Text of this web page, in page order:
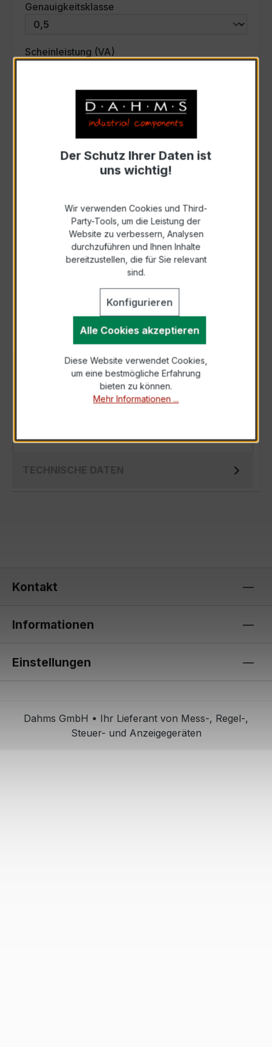
Genauigkeitsklasse
Scheinleistung (VA)
Auswahl zurücksetzen
30015
Zur Sammelanfrage hinzufügen
Anfrage telefonisch
Als PDF exportieren
BESCHREIBUNG
Der Wickelstromwandler WSK 30 15/5A 2,5VA
Kl.0,5 ist ein kompakter, hochpräziser
TECHNISCHE DATEN
Kontakt
Informationen
Einstellungen
Dahms GmbH • Ihr Lieferant von Mess-, Regel-,
Steuer- und Anzeigegeräten
Der Schutz Ihrer Daten ist
uns wichtig!
Wir verwenden Cookies und Third-
Party-Tools, um die Leistung der
Website zu verbessern, Analysen
durchzuführen und Ihnen Inhalte
bereitzustellen, die für Sie relevant
sind.
Konfigurieren
Alle Cookies akzeptieren
Diese Website verwendet Cookies,
um eine bestmögliche Erfahrung
bieten zu können.
Mehr Informationen ...